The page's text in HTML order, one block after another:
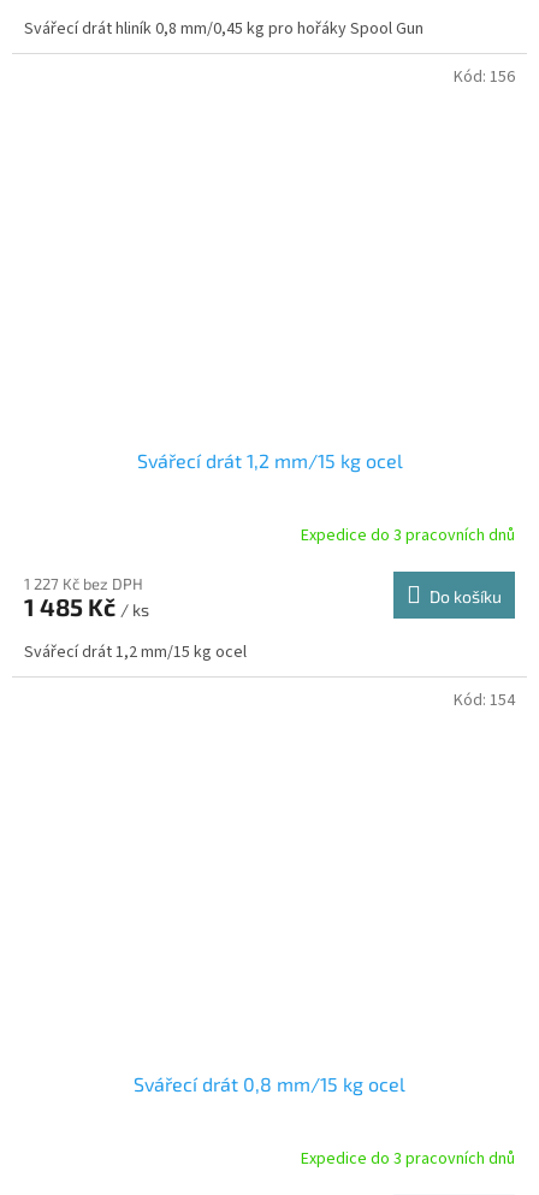
Svářecí drát hliník 0,8 mm/0,45 kg pro hořáky Spool Gun
Svářecí drát 1,2 mm/15 kg ocel
Expedice do 3 pracovních dnů
1 227 Kč bez DPH
1 485 Kč / ks
Do košíku
Svářecí drát 1,2 mm/15 kg ocel
Kód: 156
Svářecí drát 0,8 mm/15 kg ocel
Expedice do 3 pracovních dnů
Kód: 154